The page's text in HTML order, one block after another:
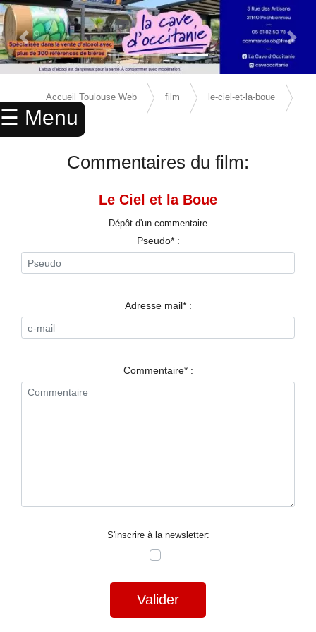
☰ Menu
× ACCUEIL
ANNUAIRE
SPORTS
RESTAURANTS
NUIT
Previous Slide Next
Accueil Toulouse Web film le-ciel-et-la-boue
avis
Commentaires du film:
Le Ciel et la Boue
Dépôt d'un commentaire
Pseudo* :
Adresse mail* :
Commentaire* :
S'inscrire à la newsletter:
Valider